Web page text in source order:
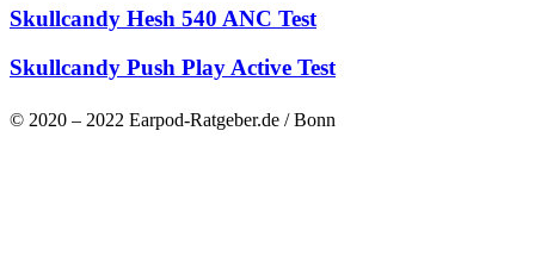
Skullcandy Hesh 540 ANC Test
Skullcandy Push Play Active Test
© 2020 – 2022 Earpod-Ratgeber.de / Bonn